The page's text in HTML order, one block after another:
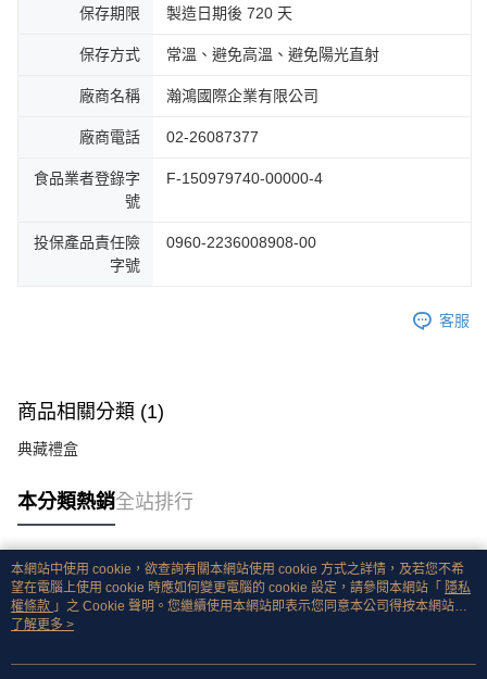
保存期限 製造日期後 720 天
保存方式 常溫、避免高溫、避免陽光直射
廠商名稱 瀚鴻國際企業有限公司
廠商電話 02-26087377
食品業者登錄字
號
F-150979740-00000-4
投保產品責任險
字號
0960-2236008908-00
客服
商品相關分類 (1)
典藏禮盒
本分類熱銷全站排行
熱門標籤
本網站中使用 cookie，欲查詢有關本網站使用 cookie 方式之詳情，及若您不希
望在電腦上使用 cookie 時應如何變更電腦的 cookie 設定，請參閱本網站「 隱私
權條款 」之 Cookie 聲明。您繼續使用本網站即表示您同意本公司得按本網站使
用條款之 Cookie 聲明使用 cookie。
了解更多 >